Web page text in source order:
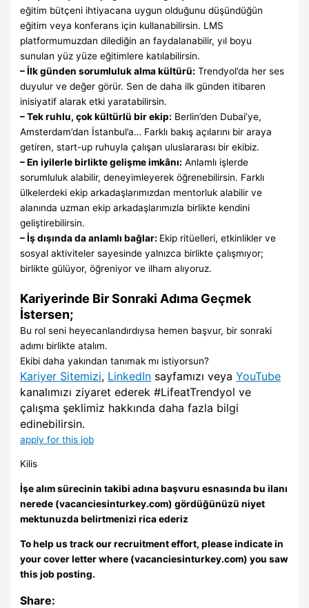
eğitim bütçeni ihtiyacana uygun olduğunu düşündüğün
eğitim veya konferans için kullanabilirsin. LMS
platformumuzdan dilediğin an faydalanabilir, yıl boyu
sunulan yüz yüze eğitimlere katılabilirsin.
– İlk günden sorumluluk alma kültürü: Trendyol’da her ses
duyulur ve değer görür. Sen de daha ilk günden itibaren
inisiyatif alarak etki yaratabilirsin.
– Tek ruhlu, çok kültürlü bir ekip: Berlin’den Dubai’ye,
Amsterdam’dan İstanbul’a… Farklı bakış açılarını bir araya
getiren, start-up ruhuyla çalışan uluslararası bir ekibiz.
– En iyilerle birlikte gelişme imkânı: Anlamlı işlerde
sorumluluk alabilir, deneyimleyerek öğrenebilirsin. Farklı
ülkelerdeki ekip arkadaşlarımızdan mentorluk alabilir ve
alanında uzman ekip arkadaşlarımızla birlikte kendini
geliştirebilirsin.
– İş dışında da anlamlı bağlar: Ekip ritüelleri, etkinlikler ve
sosyal aktiviteler sayesinde yalnızca birlikte çalışmıyor;
birlikte gülüyor, öğreniyor ve ilham alıyoruz.
Kariyerinde Bir Sonraki Adıma Geçmek
İstersen;
Bu rol seni heyecanlandırdıysa hemen başvur, bir sonraki
adımı birlikte atalım.
Ekibi daha yakından tanımak mı istiyorsun?
Kariyer Sitemizi, LinkedIn sayfamızı veyaYouTube
kanalımızı ziyaret ederek #LifeatTrendyol ve
çalışma şeklimiz hakkında daha fazla bilgi
edinebilirsin.
apply for this job
Kilis
İşe alım sürecinin takibi adına başvuru esnasında bu ilanı
nerede (vacanciesinturkey.com) gördüğünüzü niyet
mektunuzda belirtmenizi rica ederiz
To help us track our recruitment effort, please indicate in
your cover letter where (vacanciesinturkey.com) you saw
this job posting.
Share: